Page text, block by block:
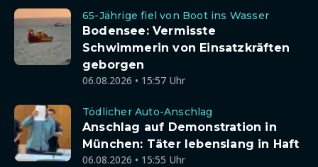
65-Jährige fiel von Boot ins Wasser
Bodensee: Vermisste
Schwimmerin von Einsatzkräften
geborgen
06.08.2026 • 15:57 Uhr
Tödlicher Auto-Anschlag
Anschlag auf Demonstration in
München: Täter lebenslang in Haft
06.08.2026 • 15:55 Uhr